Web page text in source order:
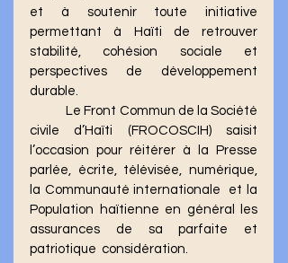
et à soutenir toute initiative
permettant à Haïti de retrouver
stabilité, cohésion sociale et
perspectives de développement
durable.
civile d’Haïti (FROCOSCIH) saisit
l’occasion pour réitérer à la Presse
parlée, écrite, télévisée, numérique,
la Communauté internationale  et la
Population haïtienne en général les
assurances de sa parfaite et
patriotique  considération.